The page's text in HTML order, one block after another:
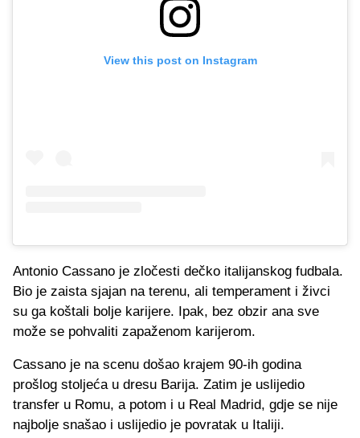
View this post on Instagram
Antonio Cassano je zločesti dečko italijanskog fudbala.
Bio je zaista sjajan na terenu, ali temperament i živci
su ga koštali bolje karijere. Ipak, bez obzir ana sve
može se pohvaliti zapaženom karijerom.
Cassano je na scenu došao krajem 90-ih godina
prošlog stoljeća u dresu Barija. Zatim je uslijedio
transfer u Romu, a potom i u Real Madrid, gdje se nije
najbolje snašao i uslijedio je povratak u Italiji.